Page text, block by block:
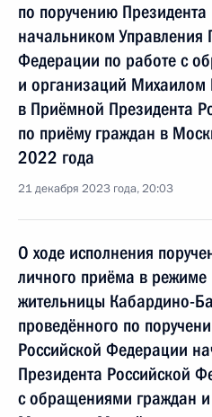
по поручению
начальником Управления
Федерации по работе с
и организаций Михаилом
в Приёмной Президента
по приёму граждан в
2022 года
21 декабря 2023 года, 20:03
О ходе исполнения
личного приёма в
жительницы Кабардино-
проведённого по
Российской Федерации
Президента Российской
с обращениями граждан